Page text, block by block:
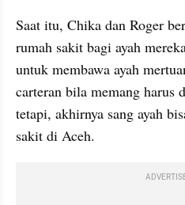
Saat itu, Chika dan Roger
rumah sakit bagi ayah
untuk membawa ayah
carteran bila memang harus
tetapi, akhirnya sang ayah
sakit di Aceh.